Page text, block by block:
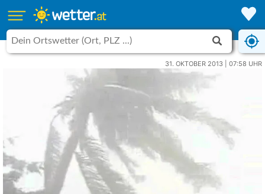
31. OKTOBER 2013 | 07:58 UHR